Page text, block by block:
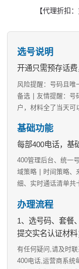
【代理折扣
选号说明
开通只需预存话
风险提醒：号码且唯
备选
友情提醒：号
户，材料全了当天可
基础功能
每部400电话，基
400管理后台、统一
域策略
时间策略、
细、实时通话清单共
办理流程
1、选号码、套餐
提交实名认证材料
有任何疑问,请及时
400电话,运营商系统